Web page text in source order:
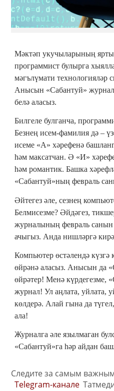
Мәктәп укучыларының
программист булырга
мәгълүмати технологияләр
Анысын «Сабантуй»
белә аласыз.
Билгеле булганча,
Безнең исем-фамилия дә –
исеме «А» хәрефенә
һәм максатчан. Ә «И»
һәм романтик. Башка
«Сабантуй»ның февраль
Әйтегез әле, сезнең
Белмисезме? Әйдәгез,
журналының февраль санын
ачыгыз. Анда нишләргә
Компьютер өстәлендә күзгә
өйрәнә аласыз. Анысын да
өйрәтер! Менә күрдегезме,
журнал! Ул аңлата, уйлата,
көлдерә. Алай гына да
ала!
Журналга әле язылмаган
«Сабантуй»га һәр айдан
Следите за самым
Telegram-канале